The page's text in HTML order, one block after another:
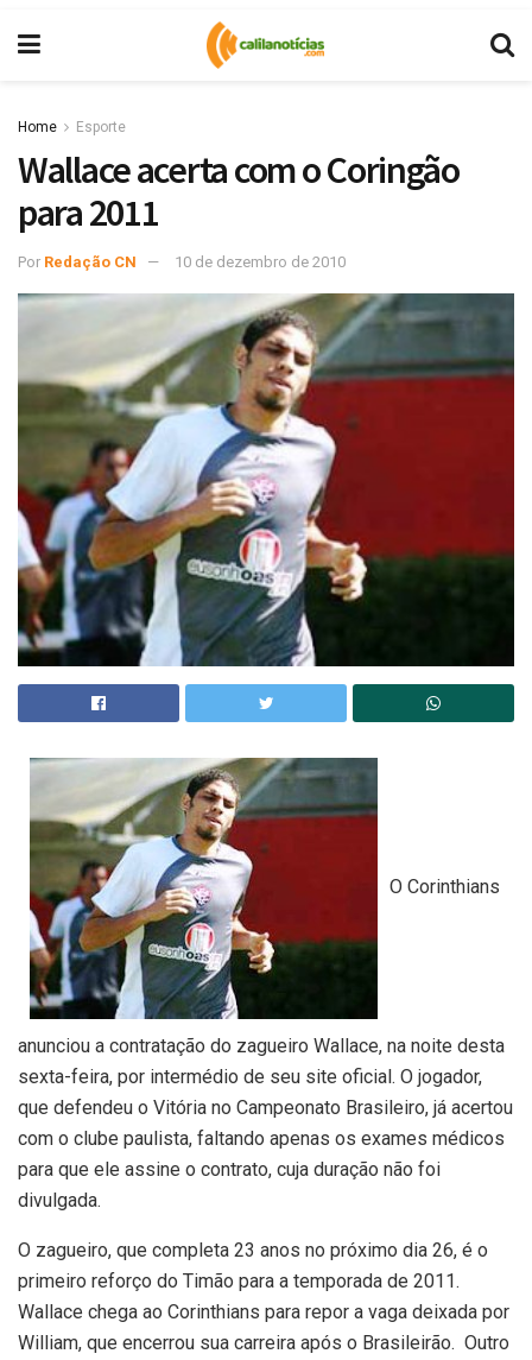
Home Esporte
Wallace acerta com o Coringão
para 2011
Por Redação CN 10 de dezembro de 2010
O Corinthians
anunciou a contratação do zagueiro Wallace, na noite desta
sexta-feira, por intermédio de seu site oficial. O jogador,
que defendeu o Vitória no Campeonato Brasileiro, já acertou
com o clube paulista, faltando apenas os exames médicos
para que ele assine o contrato, cuja duração não foi
divulgada.
O zagueiro, que completa 23 anos no próximo dia 26, é o
primeiro reforço do Timão para a temporada de 2011.
Wallace chega ao Corinthians para repor a vaga deixada por
William, que encerrou sua carreira após o Brasileirão. Outro